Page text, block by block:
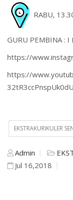
RABU,
GURU PEMBINA :
https://
https://
EKSTRAKURIKULER
Admin
Jul 16,2018